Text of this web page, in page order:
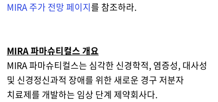
MIRA 주가 전망 페이지를 참조하라.
MIRA 파마슈티컬스 개요
MIRA 파마슈티컬스는 심각한 신경학적, 염증성, 대사성
및 신경정신과적 장애를 위한 새로운 경구 저분자
치료제를 개발하는 임상 단계 제약회사다.